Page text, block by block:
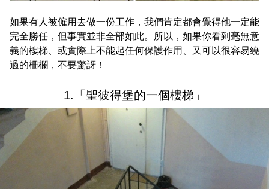
如果有人被僱用去做一份工作，我們肯定都會覺得他一定能
完全勝任，但事實並非全部如此。所以，如果你看到毫無意
義的樓梯、或實際上不能起任何保護作用、又可以很容易繞
過的柵欄，不要驚訝！
1.「聖彼得堡的一個樓梯」